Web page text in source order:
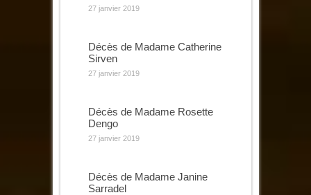
27 janvier 2019
Décès de Madame Catherine
Sirven
27 janvier 2019
Décès de Madame Rosette
Dengo
27 janvier 2019
Décès de Madame Janine
Sarradel